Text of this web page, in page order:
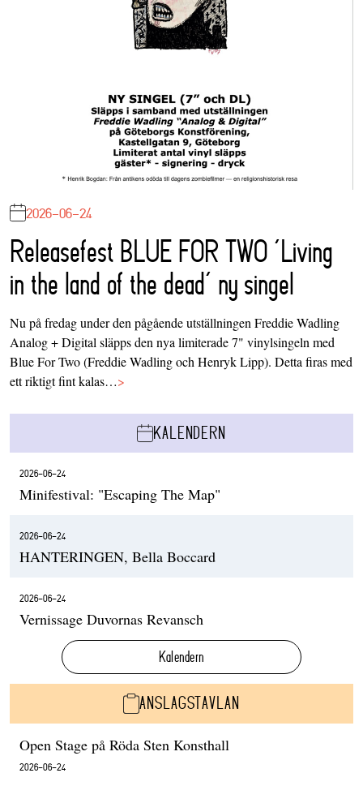
2026-06-24
Releasefest BLUE FOR TWO ‘Living
in the land of the dead’ ny singel
Nu på fredag under den pågående utställningen Freddie Wadling
Analog + Digital släpps den nya limiterade 7" vinylsingeln med
Blue For Two (Freddie Wadling och Henryk Lipp). Detta firas med
ett riktigt fint kalas…>
KALENDERN
2026-06-24
Minifestival: "Escaping The Map"
2026-06-24
HANTERINGEN, Bella Boccard
2026-06-24
Vernissage Duvornas Revansch
Kalendern
ANSLAGSTAVLAN
Open Stage på Röda Sten Konsthall
2026-06-24